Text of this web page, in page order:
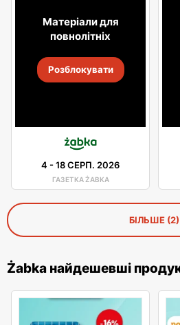
Матеріали для
повнолітніх
Розблокувати
4 -18 СЕРП. 2026
ГАЗЕТКА ŻABKA
БІЛЬШЕ (2)
Żabka найдешевші